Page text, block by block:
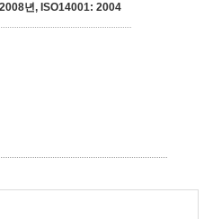
년, ISO14001: 2004